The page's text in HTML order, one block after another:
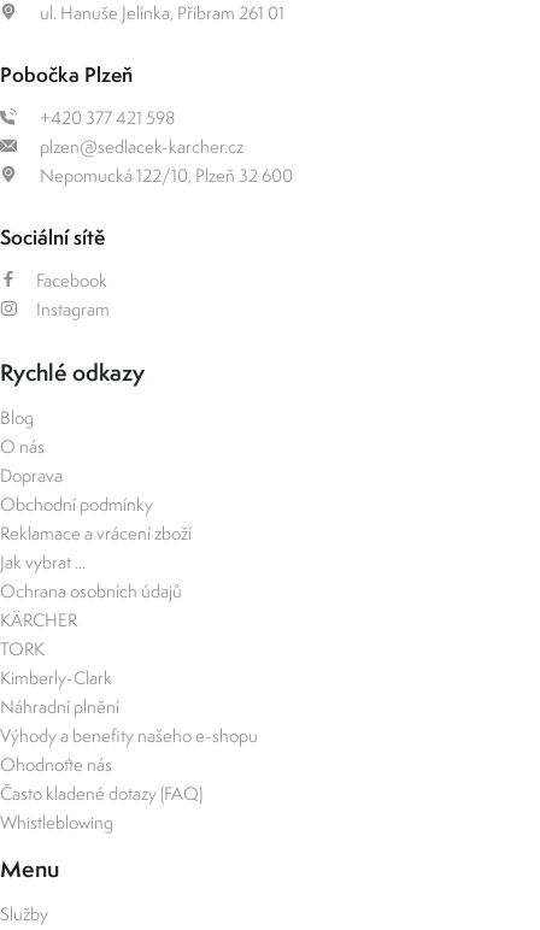
ul. Hanuše Jelínka, Příbram 261 01
Pobočka Plzeň
+420 377 421 598
plzen@sedlacek-karcher.cz
Nepomucká 122/10, Plzeň 32 600
Sociální sítě
Facebook
Instagram
Rychlé odkazy
Blog
O nás
Doprava
Obchodní podmínky
Reklamace a vrácení zboží
Jak vybrat ...
Ochrana osobních údajů
KÄRCHER
TORK
Kimberly-Clark
Náhradní plnění
Výhody a benefity našeho e-shopu
Ohodnoťte nás
Často kladené dotazy (FAQ)
Whistleblowing
Menu
Služby